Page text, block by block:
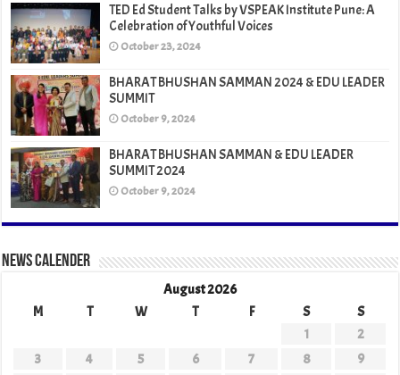
TED Ed Student Talks by VSPEAK Institute Pune: A
Celebration of Youthful Voices
October 23, 2024
BHARAT BHUSHAN SAMMAN 2024 & EDU LEADER
SUMMIT
October 9, 2024
BHARAT BHUSHAN SAMMAN & EDU LEADER
SUMMIT 2024
October 9, 2024
News Calender
August 2026
M
T W T F S
S
1
2
3
4 5 6 7 8
9